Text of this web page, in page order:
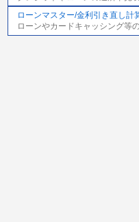
ローンマスター/金利引き直し計
ローンやカードキャッシング等